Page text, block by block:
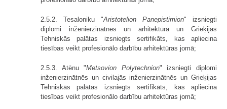
2.5.2. Tesaloniku "Aristotelion Panepistimion" izsniegti
diplomi inženier­zinātnēs un arhitektūrā un Grieķijas
Tehniskās palātas izsniegts sertifikāts, kas apliecina
tiesības veikt profesionālo darbību arhitektūras jomā;
2.5.3. Atēnu "Metsovion Polytechnion" izsniegti diplomi
inženierzinātnēs un civilajās inženierzinātnēs un Grieķijas
Tehniskās palātas izsniegts sertifikāts, kas apliecina
tiesības veikt profesionālo darbību arhitektūras jomā;